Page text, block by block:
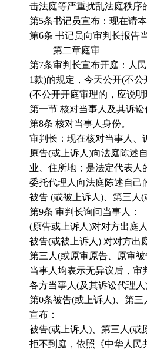
击法庭等严重扰乱法庭秩序
第5条书记员宣布：现在请
第6条 书记员向审判长报告
第二章庭审
第7条审判长宣布开庭：人
1款)的规定，今天公开(不公
(不公开开庭审理的，应说明
第一节 核对当事人及其诉
第8条 核对当事人身份。
审判长：现在核对当事人、
原告(或上诉人 )向法庭陈述
业、住所地；是法定代表人
委托代理人向法庭陈述自己
被告 (或被上诉人 ) 、第三人 (
第9条 审判长询问当事人：
(原告或上诉人 )对对方出庭
被告(或被上诉人 ) 对对方出
第三人 (或原审原告、原审被
当事人均表示无异议后，审
各方当事人 (及其诉讼代理人
第0条被告(或上诉人 ) 、第三
宣布：
被告(或上诉人 ) 、第三人 (或
拒不到庭，依照《中华人民